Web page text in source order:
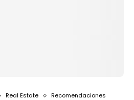
Real Estate Recomendaciones